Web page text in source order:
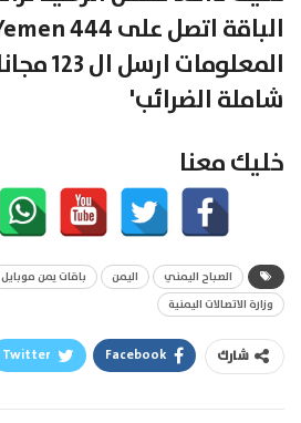
خليك معنا
الصباح اليمني اليمن باقات يمن موبايل
وزارة الاتصالات اليمنية
شارك Facebook
Twitter